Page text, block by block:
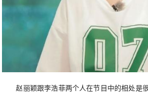
赵丽颖跟李浩菲两个人在节目中的相处是